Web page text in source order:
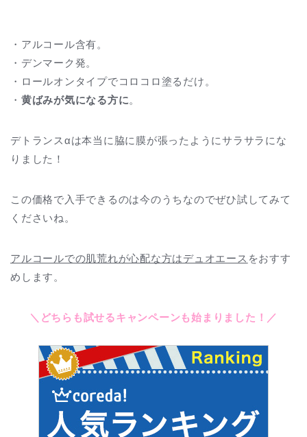
・アルコール含有。
・デンマーク発。
・ロールオンタイプでコロコロ塗るだけ。
・ 黄ばみが気になる方に。
デトランスαは本当に脇に膜が張ったようにサラサラにな
りました！
この価格で入手できるのは今のうちなのでぜひ試してみて
くださいね。
アルコールでの肌荒れが心配な方はデュオエース をおすす
めします。
＼どちらも試せるキャンペーンも始まりました！／